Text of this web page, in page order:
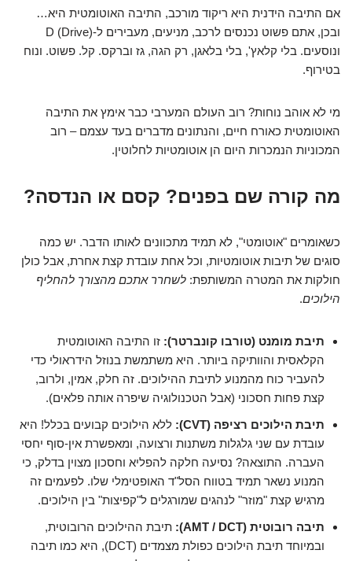
אם התיבה הידנית היא ריקוד מורכב, התיבה האוטומטית היא…
ובכן, אתם פשוט נכנסים לרכב, מניעים, מעבירים ל-D (Drive)
ונוסעים. בלי קלאץ', בלי בלאגן, רק הגה, גז וברקס. קל. פשוט. ונוח
בטירוף.
מי לא אוהב נוחות? רוב העולם המערבי כבר אימץ את התיבה
האוטומטית כאורח חיים, והנתונים מדברים בעד עצמם – רוב
המכוניות הנמכרות היום הן אוטומטיות לחלוטין.
מה קורה שם בפנים? קסם או הנדסה?
כשאומרים "אוטומטי", לא תמיד מתכוונים לאותו הדבר. יש כמה
סוגים של תיבות אוטומטיות, וכל אחת עובדת קצת אחרת, אבל כולן
חולקות את המטרה המשותפת: לשחרר אתכם מהצורך להחליף
הילוכים.
תיבת מומנט (טורבו קונברטר): זו התיבה האוטומטית
הקלאסית והוותיקה ביותר. היא משתמשת בנוזל הידראולי כדי
להעביר כוח מהמנוע לתיבת ההילוכים. זה חלק, אמין, ולרוב,
קצת פחות חסכוני (אבל הטכנולוגיה שיפרה אותה פלאים).
תיבת הילוכים רציפה (CVT):
ללא הילוכים קבועים בכלל! היא
עובדת עם שני גלגלות משתנות ורצועה, ומאפשרת אין-סוף יחסי
העברה. התוצאה? נסיעה חלקה להפליא וחסכון מצוין בדלק, כי
המנוע נשאר תמיד בטווח הסל"ד האופטימלי שלו. לפעמים זה
מרגיש קצת "מוזר" לנהגים שמורגלים ל"קפיצות" בין הילוכים.
תיבה רובוטית (AMT / DCT):
תיבת ההילוכים הרובוטית,
ובמיוחד תיבת הילוכים כפולת מצמדים (DCT), היא כמו תיבה